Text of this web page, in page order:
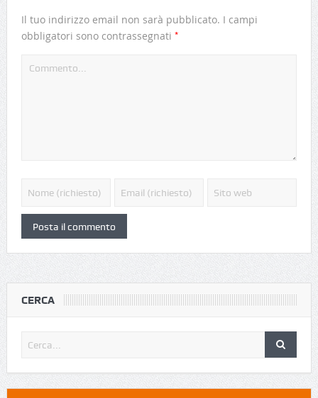
Il tuo indirizzo email non sarà pubblicato. I campi
obbligatori sono contrassegnati *
CERCA